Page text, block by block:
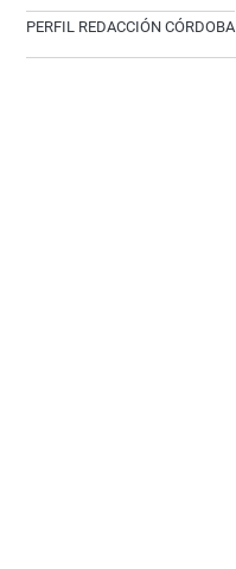
PERFIL REDACCIÓN CÓRDOBA